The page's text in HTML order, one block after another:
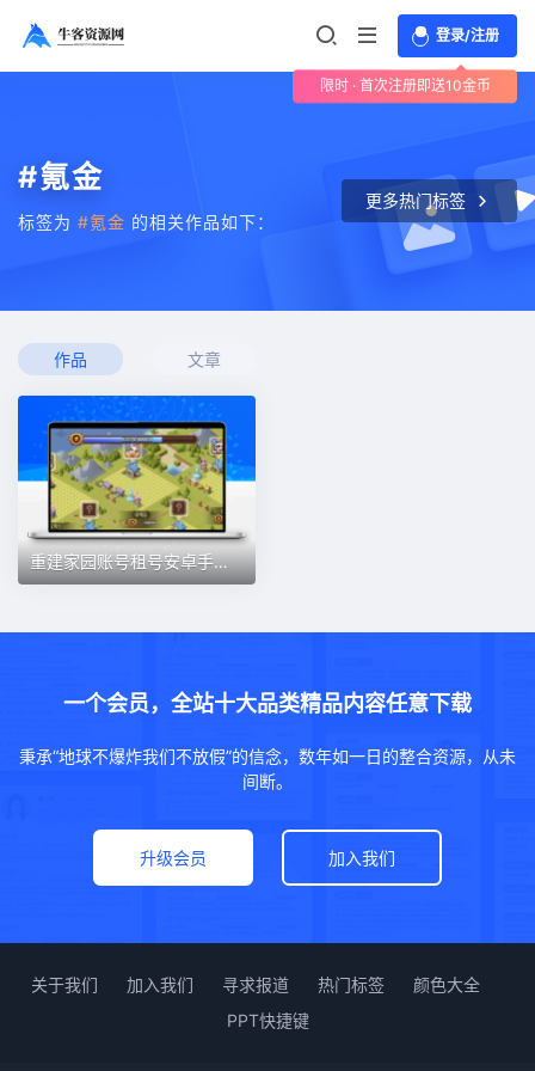
登录/注册
限时 · 首次注册即送10金币
#氪金
标签为 #氪金 的相关作品如下：
更多热门标签
作品 文章
重建家园账号租号安卓手续成品极品重建家园满级材料多氪金账号租
一个会员，全站十大品类精品内容任意下载
秉承“地球不爆炸我们不放假”的信念，数年如一日的整合资源，从未
间断。
升级会员 加入我们
关于我们 加入我们 寻求报道 热门标签
颜色大全
PPT快捷键